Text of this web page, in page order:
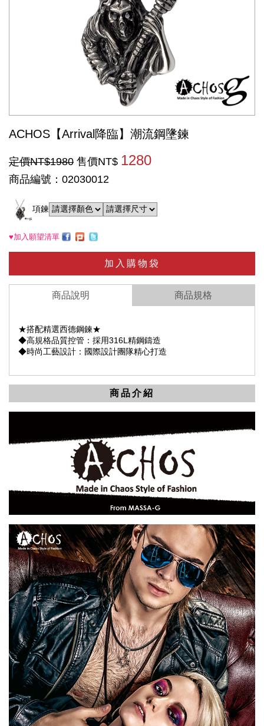
ACHOS【Arrival降臨】潮流鋼墬鍊
定價NT$1980 售價NT$ 1280
商品編號：02030012
項鍊
♥加入願望清單
加入購物袋
商品說明 商品規格
★搭配精選西德鋼鍊★
◆高規格品質控管：採用316L精鋼鑄造
◆時尚工藝設計：國際設計團隊精心打造
商品介紹